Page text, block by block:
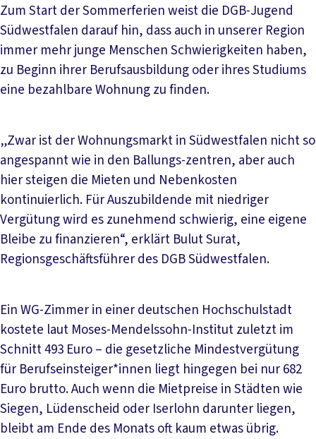
Zum Start der Sommerferien weist die DGB-Jugend
Südwestfalen darauf hin, dass auch in unserer Region
immer mehr junge Menschen Schwierigkeiten haben,
zu Beginn ihrer Berufsausbildung oder ihres Studiums
eine bezahlbare Wohnung zu finden.
„Zwar ist der Wohnungsmarkt in Südwestfalen nicht so
angespannt wie in den Ballungs-zentren, aber auch
hier steigen die Mieten und Nebenkosten
kontinuierlich. Für Auszubildende mit niedriger
Vergütung wird es zunehmend schwierig, eine eigene
Bleibe zu finanzieren“, erklärt Bulut Surat,
Regionsgeschäftsführer des DGB Südwestfalen.
Ein WG-Zimmer in einer deutschen Hochschulstadt
kostete laut Moses-Mendelssohn-Institut zuletzt im
Schnitt 493 Euro – die gesetzliche Mindestvergütung
für Berufseinsteiger*innen liegt hingegen bei nur 682
Euro brutto. Auch wenn die Mietpreise in Städten wie
Siegen, Lüdenscheid oder Iserlohn darunter liegen,
bleibt am Ende des Monats oft kaum etwas übrig.